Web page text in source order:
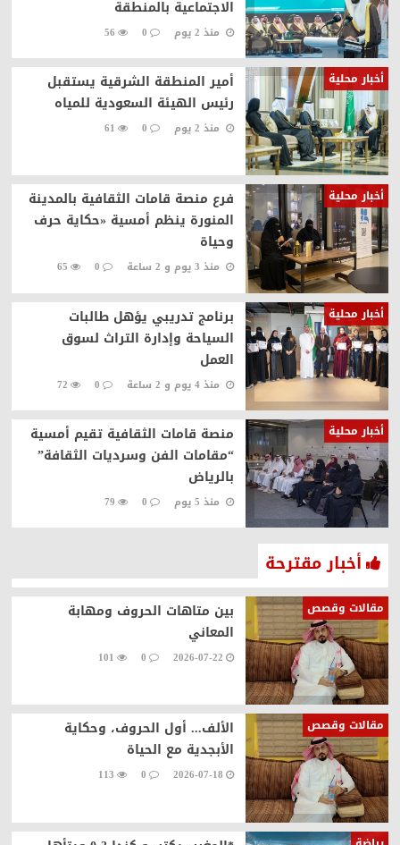
الاجتماعية بالمنطقة
منذ 2 يوم 0
56
أخبار محلية
أمير المنطقة الشرقية يستقبل
رئيس الهيئة السعودية للمياه
منذ 2 يوم 0
61
أخبار محلية
فرع منصة قامات الثقافية بالمدينة
المنورة ينظم أمسية «حكاية حرف
وحياة
منذ 3 يوم و 2 ساعة 0
65
أخبار محلية
برنامج تدريبي يؤهل طالبات
السياحة وإدارة التراث لسوق
العمل
منذ 4 يوم و 2 ساعة 0
72
أخبار محلية
منصة قامات الثقافية تقيم أمسية
“مقامات الفن وسرديات الثقافة”
بالرياض
منذ 5 يوم 0
79
أخبار مقترحة
مقالات وقصص
بين متاهات الحروف ومهابة
المعاني
2026-07-22
0
101
مقالات وقصص
الألف... أول الحروف، وحكاية
الأبجدية مع الحياة
2026-07-18
0
113